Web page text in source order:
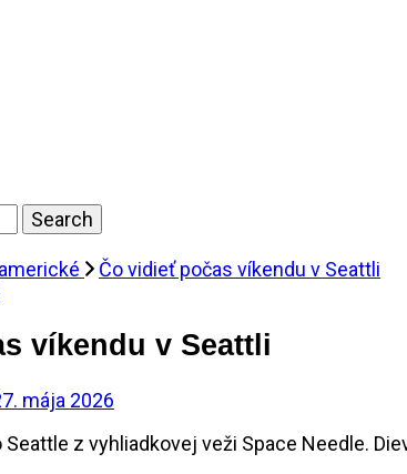
Čo vidieť počas víkendu v Seattli
víkendu v Seattli
mája 2026